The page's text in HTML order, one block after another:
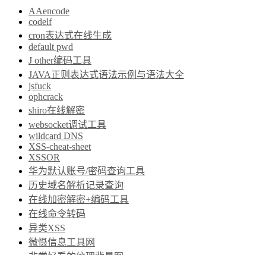
AAencode
codelf
cron表达式在线生成
default pwd
J other编码工具
JAVA正则表达式语法示例与语法大全
jsfuck
ophcrack
shiro在线解密
websocket调试工具
wildcard DNS
XSS-cheat-sheet
XSSOR
华为默认账号/密码查询工具
历史域名解析记录查询
在线加密解密+编码工具
在线命令转码
异类XSS
微慑信息工具网